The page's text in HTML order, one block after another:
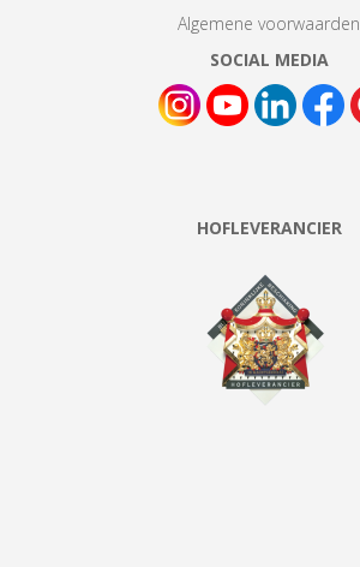
Algemene voorwaarden
SOCIAL MEDIA
HOFLEVERANCIER